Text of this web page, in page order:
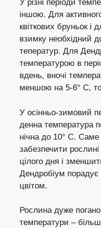
У різні періоди
іншою. Для
квіткових бруньок і
взимку необхідний
теператур. Для
температурою в
вдень, вночі
меншою на 5-6° C,
У осінньо-зимовий
денна температура
нічна до 10° C. Саме
забезпечити
цілого дня і
Дендробіум
цвітом.
Рослина дуже
температури –